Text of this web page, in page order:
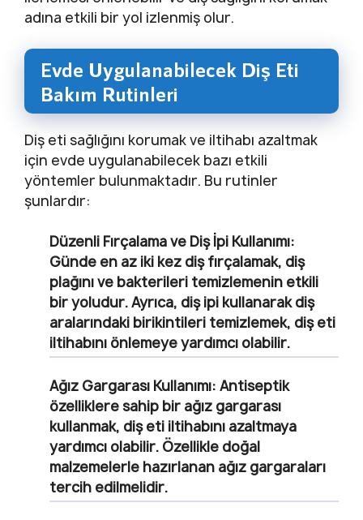
adına etkili bir yol izlenmiş olur.
Evde Uygulanabilecek Diş Eti
Bakım Rutinleri
Diş eti sağlığını korumak ve iltihabı azaltmak
için evde uygulanabilecek bazı etkili
yöntemler bulunmaktadır. Bu rutinler
şunlardır:
Düzenli Fırçalama ve Diş İpi Kullanımı:
Günde en az iki kez diş fırçalamak, diş
plağını ve bakterileri temizlemenin etkili
bir yoludur. Ayrıca, diş ipi kullanarak diş
aralarındaki birikintileri temizlemek, diş eti
iltihabını önlemeye yardımcı olabilir.
Ağız Gargarası Kullanımı: Antiseptik
özelliklere sahip bir ağız gargarası
kullanmak, diş eti iltihabını azaltmaya
yardımcı olabilir. Özellikle doğal
malzemelerle hazırlanan ağız gargaraları
tercih edilmelidir.